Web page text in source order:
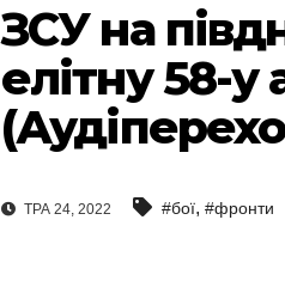
ЗСУ на
елітну 58-
ТРА 24, 2022 #бої, #фронти